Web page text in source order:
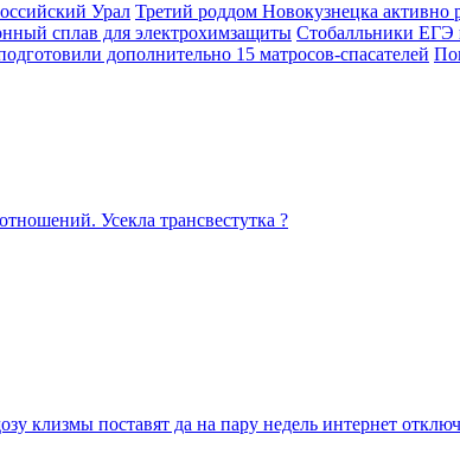
Урал Третий роддом Новокузнецка активно
сплав для электрохимзащиты Стобалльники ЕГЭ
дополнительно 15 матросов-спасателей
Усекла трансвестутка ?
клизмы поставят да на пару недель интернет